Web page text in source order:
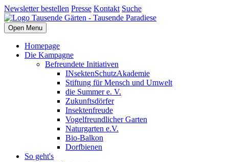
Newsletter bestellen Presse Kontakt Suche
Open Menu
Homepage
Die Kampagne
Befreundete Initiativen
INsektenSchutzAkademie
Stiftung für Mensch und Umwelt
die Summer e. V.
Zukunftsdörfer
Insektenfreude
Vogelfreundlicher Garten
Naturgarten e.V.
Bio-Balkon
Dorfbienen
So geht's